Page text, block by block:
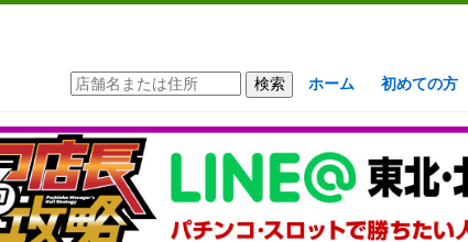
ホーム 初めての方